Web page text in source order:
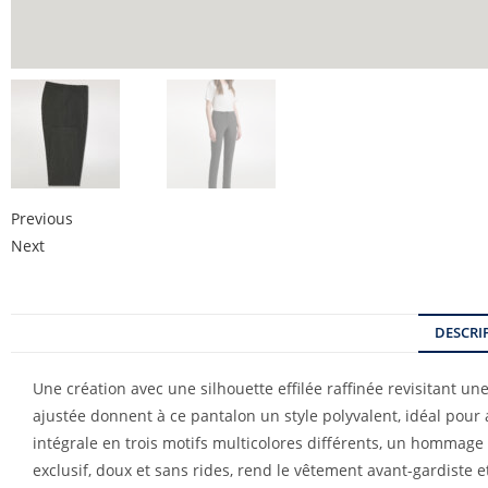
Previous
Next
Une création avec une silhouette effilée raffinée revisitant
ajustée donnent à ce pantalon un style polyvalent, idéal
intégrale en trois motifs multicolores différents, un
exclusif, doux et sans rides, rend le vêtement avant-gardiste